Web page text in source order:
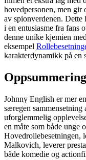
hovedpersonen, men gir
av spionverdenen.
i en entusiasme fra fans
denne unike kjemien
eksempel
karakterdynamikk på en
Oppsummering
Johnny English er mer
særegen sammensetning
uforglemmelig
en måte som både unge
Hovedrollebesetningen,
Malkovich, leverer
både komedie og